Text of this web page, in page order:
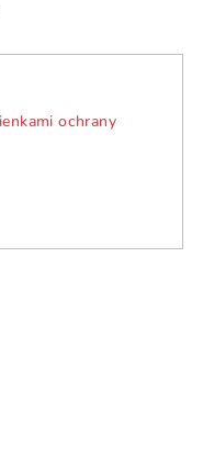
ochrany